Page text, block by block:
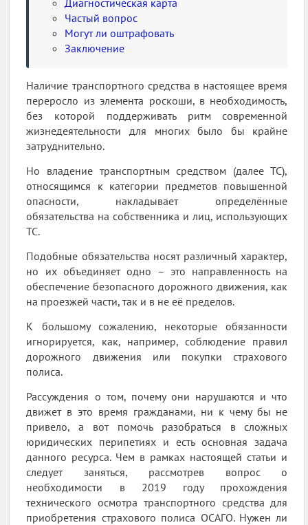
Диагностическая карта
Частый вопрос
Могут ли оштрафовать
Заключение
Наличие транспортного средства в настоящее время
переросло из элемента роскоши, в необходимость,
без которой поддерживать ритм современной
жизнедеятельности для многих было бы крайне
затруднительно.
Но владение транспортным средством (далее ТС),
относящимся к категории предметов повышенной
опасности, накладывает определённые
обязательства на собственника и лиц, использующих
ТС.
Подобные обязательства носят различный характер,
но их объединяет одно – это направленность на
обеспечение безопасного дорожного движения, как
на проезжей части, так и в не её пределов.
К большому сожалению, некоторые обязанности
игнорируется, как, например, соблюдение правил
дорожного движения или покупки страхового
полиса.
Рассуждения о том, почему они нарушаются и что
движет в это время гражданами, ни к чему бы не
привело, а вот помочь разобраться в сложных
юридических перипетиях и есть основная задача
данного ресурса. Чем в рамках настоящей статьи и
следует заняться, рассмотрев вопрос о
необходимости в 2019 году прохождения
технического осмотра транспортного средства для
приобретения страхового полиса ОСАГО. Нужен ли